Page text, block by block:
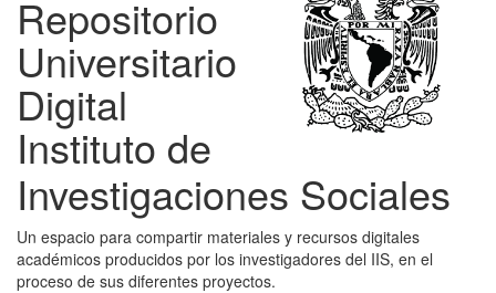
Repositorio
Universitario
Digital
Instituto de
Investigaciones Sociales
Un espacio para compartir materiales y recursos digitales
académicos producidos por los investigadores del IIS, en el
proceso de sus diferentes proyectos.